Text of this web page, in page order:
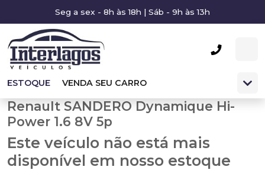
Seg a sex - 8h às 18h | Sáb - 9h às 13h
ESTOQUE VENDA SEU CARRO
Renault SANDERO Dynamique Hi-
Power 1.6 8V 5p
Este veículo não está mais
disponível em nosso estoque